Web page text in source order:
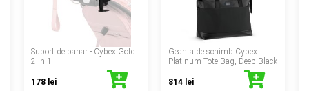
Suport de pahar - Cybex Gold
2 in 1
178 lei
Geanta de schimb Cybex
Platinum Tote Bag, Deep Black
814 lei